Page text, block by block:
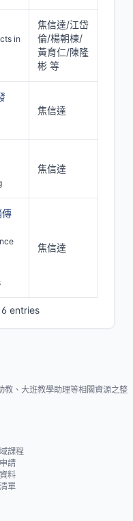
in
焦信達/江岱
倫/楊朝棟/
黃育仁/陳隆
彬 等
焦信達
焦信達
傳
焦信達
entries
教、大班教學助理等相關資源之整
課程
請
料
單